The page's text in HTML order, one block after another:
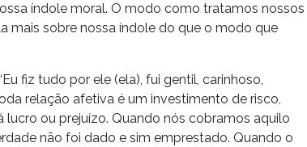
índole moral. O modo como tratamos nossos
mais sobre nossa índole do que o modo que
fiz tudo por ele (ela), fui gentil, carinhoso,
relação afetiva é um investimento de risco,
ou prejuízo. Quando nós cobramos aquilo
não foi dado e sim emprestado. Quando o